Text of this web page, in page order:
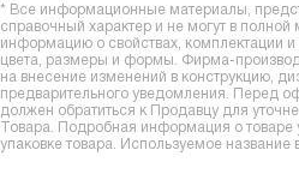
* Все информационные материалы,
справочный характер и не могут в
информацию о свойствах, комплектации и
цвета, размеры и формы. Фирма-
на внесение изменений в конструкцию,
предварительного уведомления. Перед
должен обратиться к Продавцу для
Товара. Подробная информация о товаре
упаковке товара. Используемое название